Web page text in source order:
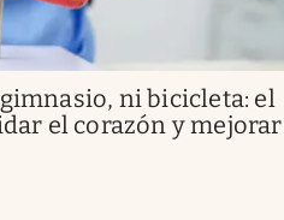
ni bicicleta: el
el corazón y mejorar